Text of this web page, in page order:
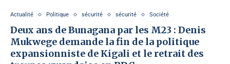
Actualité Politique sécurité sécurité Société
Deux ans de Bunagana par les M23 : Denis
Mukwege demande la fin de la politique
expansionniste de Kigali et le retrait des